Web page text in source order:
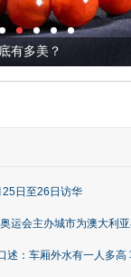
有多美？
日至26日访华
运会主办城市为澳大利
述：车厢外水有一人多高